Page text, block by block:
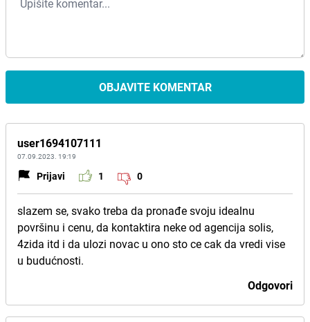
OBJAVITE KOMENTAR
user1694107111
07.09.2023. 19:19
Prijavi 1 0
slazem se, svako treba da pronađe svoju idealnu
površinu i cenu, da kontaktira neke od agencija solis,
4zida itd i da ulozi novac u ono sto ce cak da vredi vise
u budućnosti.
Odgovori